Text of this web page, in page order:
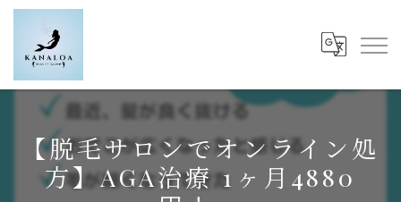
【脱毛サロンでオンライン処
方】AGA治療 1ヶ月4880